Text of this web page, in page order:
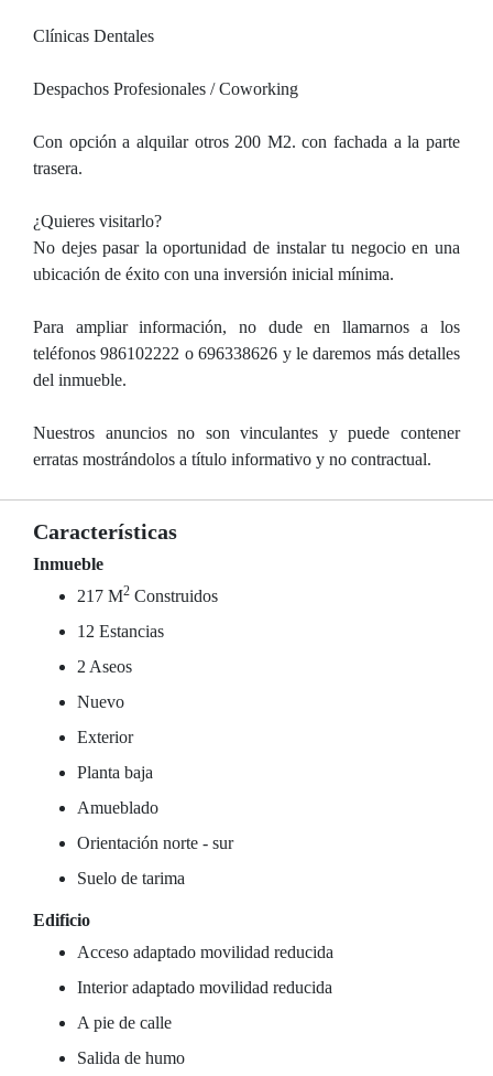
Clínicas Dentales
Despachos Profesionales / Coworking
Con opción a alquilar otros 200 M2. con fachada a la parte
trasera.
¿Quieres visitarlo?
No dejes pasar la oportunidad de instalar tu negocio en una
ubicación de éxito con una inversión inicial mínima.
Para ampliar información, no dude en llamarnos a los
teléfonos 986102222 o 696338626 y le daremos más detalles
del inmueble.
Nuestros anuncios no son vinculantes y puede contener
erratas mostrándolos a título informativo y no contractual.
Características
Inmueble
217 M2 Construidos
12 Estancias
2 Aseos
Nuevo
Exterior
Planta baja
Amueblado
Orientación norte - sur
Suelo de tarima
Edificio
Acceso adaptado movilidad reducida
Interior adaptado movilidad reducida
A pie de calle
Salida de humo